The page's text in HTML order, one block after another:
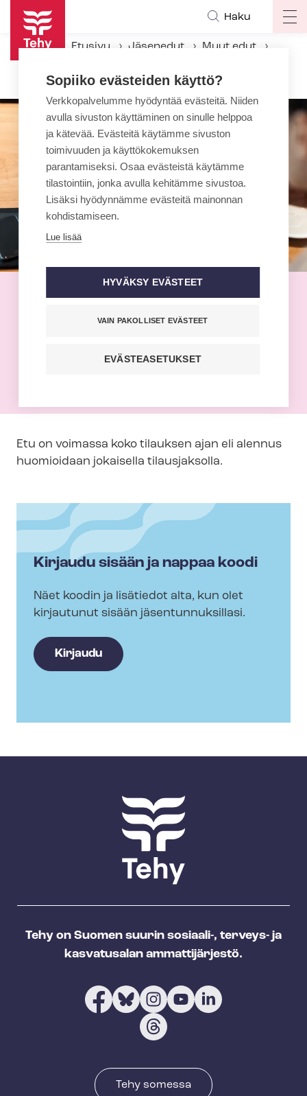
Hyppää
pääsisältöön
Haku
Etusivu Jäsenedut
Muut edut
Lehtietu: Otavamedia
Tehyn jäsen saa 30 % alennuksen
kestotilauksista.
Etu on voimassa koko tilauksen ajan eli alennus
huomioidaan jokaisella tilausjaksolla.
Kirjaudu sisään ja nappaa koodi
Näet koodin ja lisätiedot alta, kun olet
kirjautunut sisään jä­sen­tun­nuk­sil­la­si.
Kirjaudu
Tehy on Suomen suurin sosiaali-, terveys- ja
kasvatusalan ammattijärjestö.
Tehy somessa
Sopiiko evästeiden käyttö?
Verkkopalvelumme hyödyntää evästeitä. Niiden
avulla sivuston käyttäminen on sinulle helppoa
ja kätevää. Evästeitä käytämme sivuston
toimivuuden ja käyttökokemuksen
parantamiseksi. Osaa evästeistä käytämme
tilastointiin, jonka avulla kehitämme sivustoa.
Lisäksi hyödynnämme evästeitä mainonnan
kohdistamiseen.
Lue lisää
HYVÄKSY EVÄSTEET
VAIN PAKOLLISET EVÄSTEET
EVÄSTEASETUKSET